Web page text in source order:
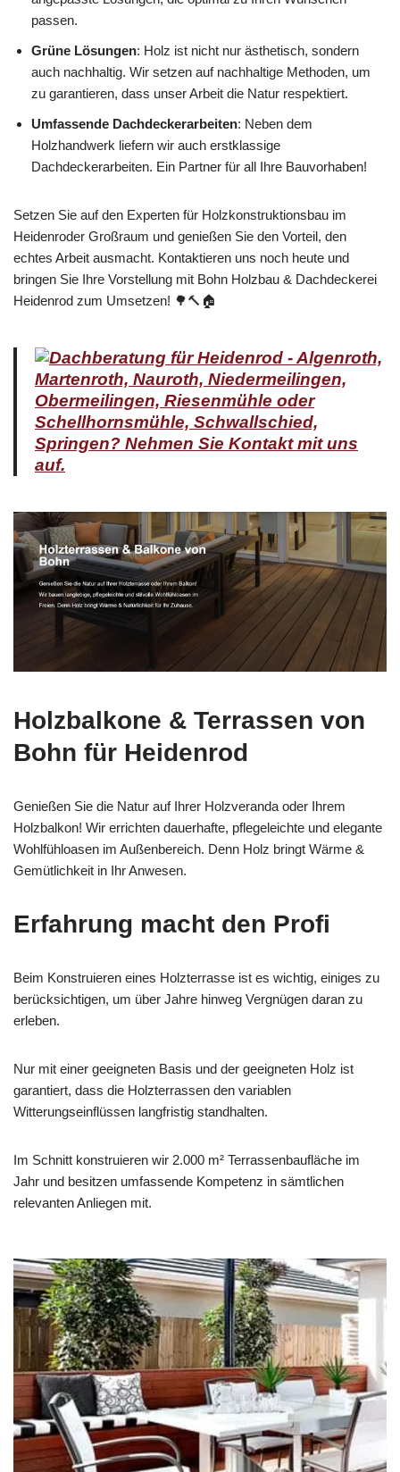
passen.
Grüne Lösungen: Holz ist nicht nur ästhetisch, sondern
auch nachhaltig. Wir setzen auf nachhaltige Methoden, um
zu garantieren, dass unser Arbeit die Natur respektiert.
Umfassende Dachdeckerarbeiten: Neben dem
Holzhandwerk liefern wir auch erstklassige
Dachdeckerarbeiten. Ein Partner für all Ihre Bauvorhaben!
Setzen Sie auf den Experten für Holzkonstruktionsbau im
Heidenroder Großraum und genießen Sie den Vorteil, den
echtes Arbeit ausmacht. Kontaktieren uns noch heute und
bringen Sie Ihre Vorstellung mit Bohn Holzbau & Dachdeckerei
Heidenrod zum Umsetzen! 🌳🔨🏠
Holzbalkone & Terrassen von
Bohn für Heidenrod
Genießen Sie die Natur auf Ihrer Holzveranda oder Ihrem
Holzbalkon! Wir errichten dauerhafte, pflegeleichte und elegante
Wohlfühloasen im Außenbereich. Denn Holz bringt Wärme &
Gemütlichkeit in Ihr Anwesen.
Erfahrung macht den Profi
Beim Konstruieren eines Holzterrasse ist es wichtig, einiges zu
berücksichtigen, um über Jahre hinweg Vergnügen daran zu
erleben.
Nur mit einer geeigneten Basis und der geeigneten Holz ist
garantiert, dass die Holzterrassen den variablen
Witterungseinflüssen langfristig standhalten.
Im Schnitt konstruieren wir 2.000 m² Terrassenbaufläche im
Jahr und besitzen umfassende Kompetenz in sämtlichen
relevanten Anliegen mit.